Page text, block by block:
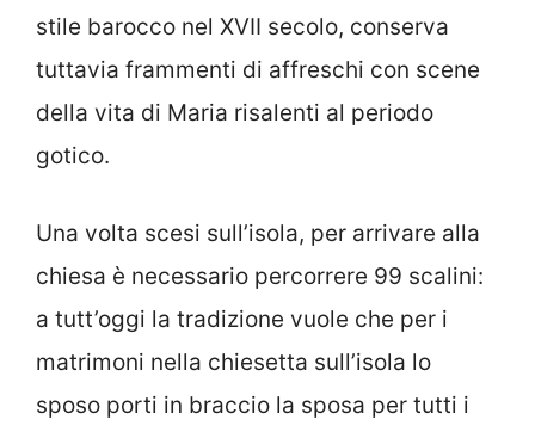
stile barocco nel XVII secolo, conserva
tuttavia frammenti di affreschi con scene
della vita di Maria risalenti al periodo
gotico.
Una volta scesi sull’isola, per arrivare alla
chiesa è necessario percorrere 99 scalini:
a tutt’oggi la tradizione vuole che per i
matrimoni nella chiesetta sull’isola lo
sposo porti in braccio la sposa per tutti i